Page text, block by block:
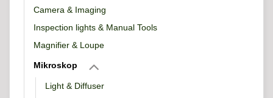
Camera & Imaging
Inspection lights & Manual Tools
Magnifier & Loupe
Mikroskop
Light & Diffuser